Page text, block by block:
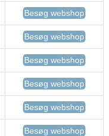
Besøg webshop
Besøg webshop
Besøg webshop
Besøg webshop
Besøg webshop
Besøg webshop